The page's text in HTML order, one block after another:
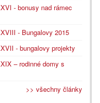
- bonusy nad rámec
- Bungalovy 2015
- bungalovy projekty
– rodinné domy s
>> všechny články